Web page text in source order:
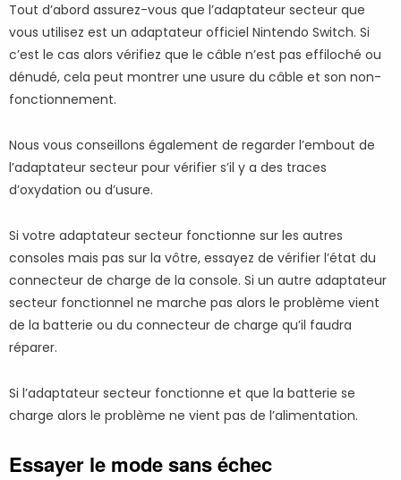
Tout d’abord assurez-vous que l’adaptateur secteur que
vous utilisez est un adaptateur officiel Nintendo Switch. Si
c’est le cas alors vérifiez que le câble n’est pas effiloché ou
dénudé, cela peut montrer une usure du câble et son non-
fonctionnement.
Nous vous conseillons également de regarder l’embout de
l’adaptateur secteur pour vérifier s’il y a des traces
d’oxydation ou d’usure.
Si votre adaptateur secteur fonctionne sur les autres
consoles mais pas sur la vôtre, essayez de vérifier l’état du
connecteur de charge de la console. Si un autre adaptateur
secteur fonctionnel ne marche pas alors le problème vient
de la batterie ou du connecteur de charge qu’il faudra
réparer.
Si l’adaptateur secteur fonctionne et que la batterie se
charge alors le problème ne vient pas de l’alimentation.
Essayer le mode sans échec